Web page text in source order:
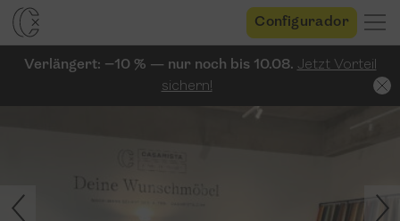
Configurador
Verlängert: −10 % — nur noch bis 10.08. Jetzt Vorteil
sichern!